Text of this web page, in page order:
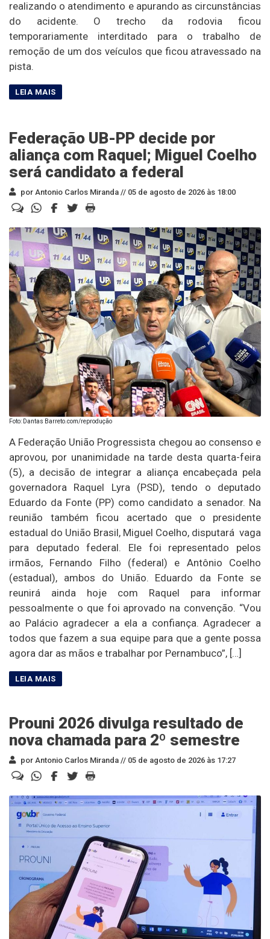
realizando o atendimento e apurando as circunstâncias
do acidente. O trecho da rodovia ficou
temporariamente interditado para o trabalho de
remoção de um dos veículos que ficou atravessado na
pista.
Federação UB-PP decide por
aliança com Raquel; Miguel Coelho
será candidato a federal
por Antonio Carlos Miranda // 05 de agosto de 2026 às 18:00
Foto: Dantas Barreto.com/reprodução
A Federação União Progressista chegou ao consenso e
aprovou, por unanimidade na tarde desta quarta-feira
(5), a decisão de integrar a aliança encabeçada pela
governadora Raquel Lyra (PSD), tendo o deputado
Eduardo da Fonte (PP) como candidato a senador. Na
reunião também ficou acertado que o presidente
estadual do União Brasil, Miguel Coelho, disputará vaga
para deputado federal. Ele foi representado pelos
irmãos, Fernando Filho (federal) e Antônio Coelho
(estadual), ambos do União. Eduardo da Fonte se
reunirá ainda hoje com Raquel para informar
pessoalmente o que foi aprovado na convenção. “Vou
ao Palácio agradecer a ela a confiança. Agradecer a
todos que fazem a sua equipe para que a gente possa
agora dar as mãos e trabalhar por Pernambuco”, […]
Prouni 2026 divulga resultado de
nova chamada para 2º semestre
por Antonio Carlos Miranda // 05 de agosto de 2026 às 17:27